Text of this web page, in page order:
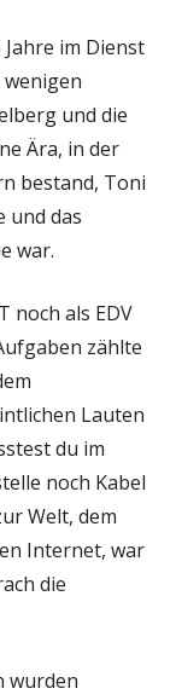
im Dienst
und die
Ära, in der
bestand, Toni
und das
war.
noch als EDV
zählte
Lauten
du im
noch Kabel
Welt, dem
Internet, war
die
wurden